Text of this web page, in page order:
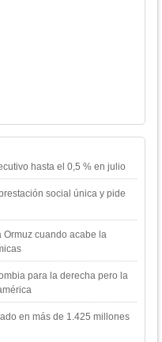
hasta el 0,5 % en julio
social única y pide
cuando acabe la
para la derecha pero la
en más de 1.425 millones